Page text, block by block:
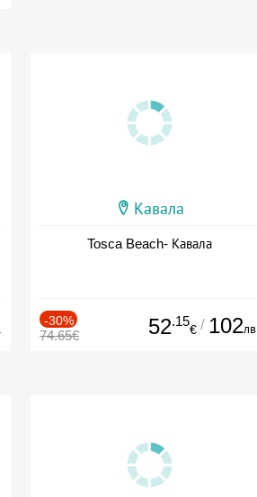
Кавала
Tosca Beach- Кавала
-30%
74.65€ 52.15
€ / 102лв.